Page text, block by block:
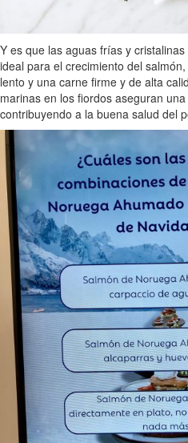
Y es que las aguas frías y
ideal para el crecimiento del
lento y una carne firme y de alta
marinas en los fiordos aseguran
contribuyendo a la buena salud del